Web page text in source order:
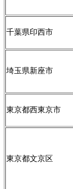
千葉県印西市
埼玉県新座市
東京都西東京市
東京都文京区